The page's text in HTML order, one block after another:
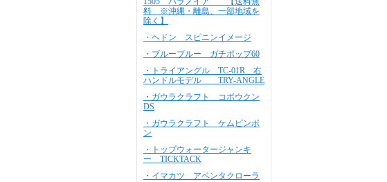
料 ※沖縄・離島、一部地域を
除く】
・ヘドン スピニンイメージ
・ブルーブルー ガチポップ60
・トライアングル TC-01R 右
ハンドルモデル TRY-ANGLE
・ガウラクラフト コボウクン
DS
・ガウラクラフト ケムピンポ
ン
・トップウォータージャンキ
ー TICKTACK
・イマカツ アベンタクローラ